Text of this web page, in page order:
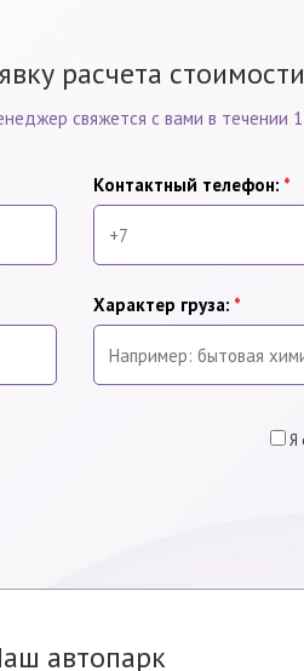
расчета стоимости
свяжется с вами в течении
Контактный телефон: *
Характер груза: *
Я
автопарк